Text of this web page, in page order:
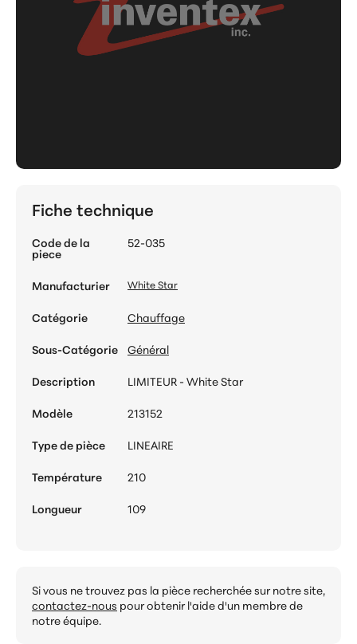
Fiche technique
Code de la
piece
52-035
Manufacturier White Star
Catégorie
Chauffage
Sous-Catégorie Général
Description
LIMITEUR - White Star
Modèle
213152
Type de pièce
LINEAIRE
Température
210
Longueur
109
Si vous ne trouvez pas la pièce recherchée sur notre site,
contactez-nous pour obtenir l'aide d'un membre de
notre équipe.